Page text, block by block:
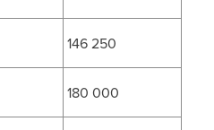
146 250
180 000